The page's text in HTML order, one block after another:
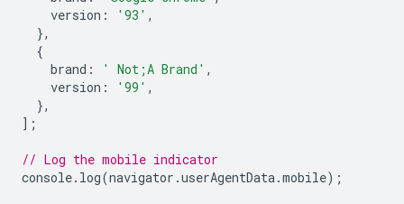
version : '93' ,
},
{
brand : ' Not;A Brand' ,
version : '99' ,
},
];
// Log the mobile indicator
console. log(navigator .userAgentData.mobile);